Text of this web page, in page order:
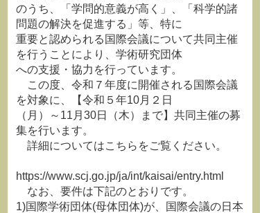
のうち、「学問的意義が高く」、「科学的諸
問題の解決を促進する」等、特に
重要と認められる国際会議について共同主催
を行うことにより、学術研究団体
への支援・協力を行っています。
この度、令和７年度に開催される国際会議
を対象に、【令和５年10月２日
（月）～11月30日（木）まで】共同主催の募
集を行います。
詳細についてはこちらをご覧ください。
https://www.scj.go.jp/ja/int/kaisai/entry.html
なお、要件は下記のとおりです。
1)国際学術団体(母体団体)が、国際会議の日本